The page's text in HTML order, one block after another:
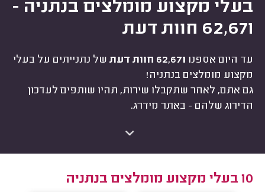
בעלי מקצוע מומלצים בנתניה -
62,671 חוות דעת
עד היום אספנו 62,671 חוות דעת
של נתנייתים על בעלי
מקצוע מומלצים בנתניה!
גם אתם, לאחר שתקבלו שירות, תהיו שותפים לעדכון
הדירוג שלהם - באתר מידרג.
10 בעלי מקצוע מומלצים בנתניה